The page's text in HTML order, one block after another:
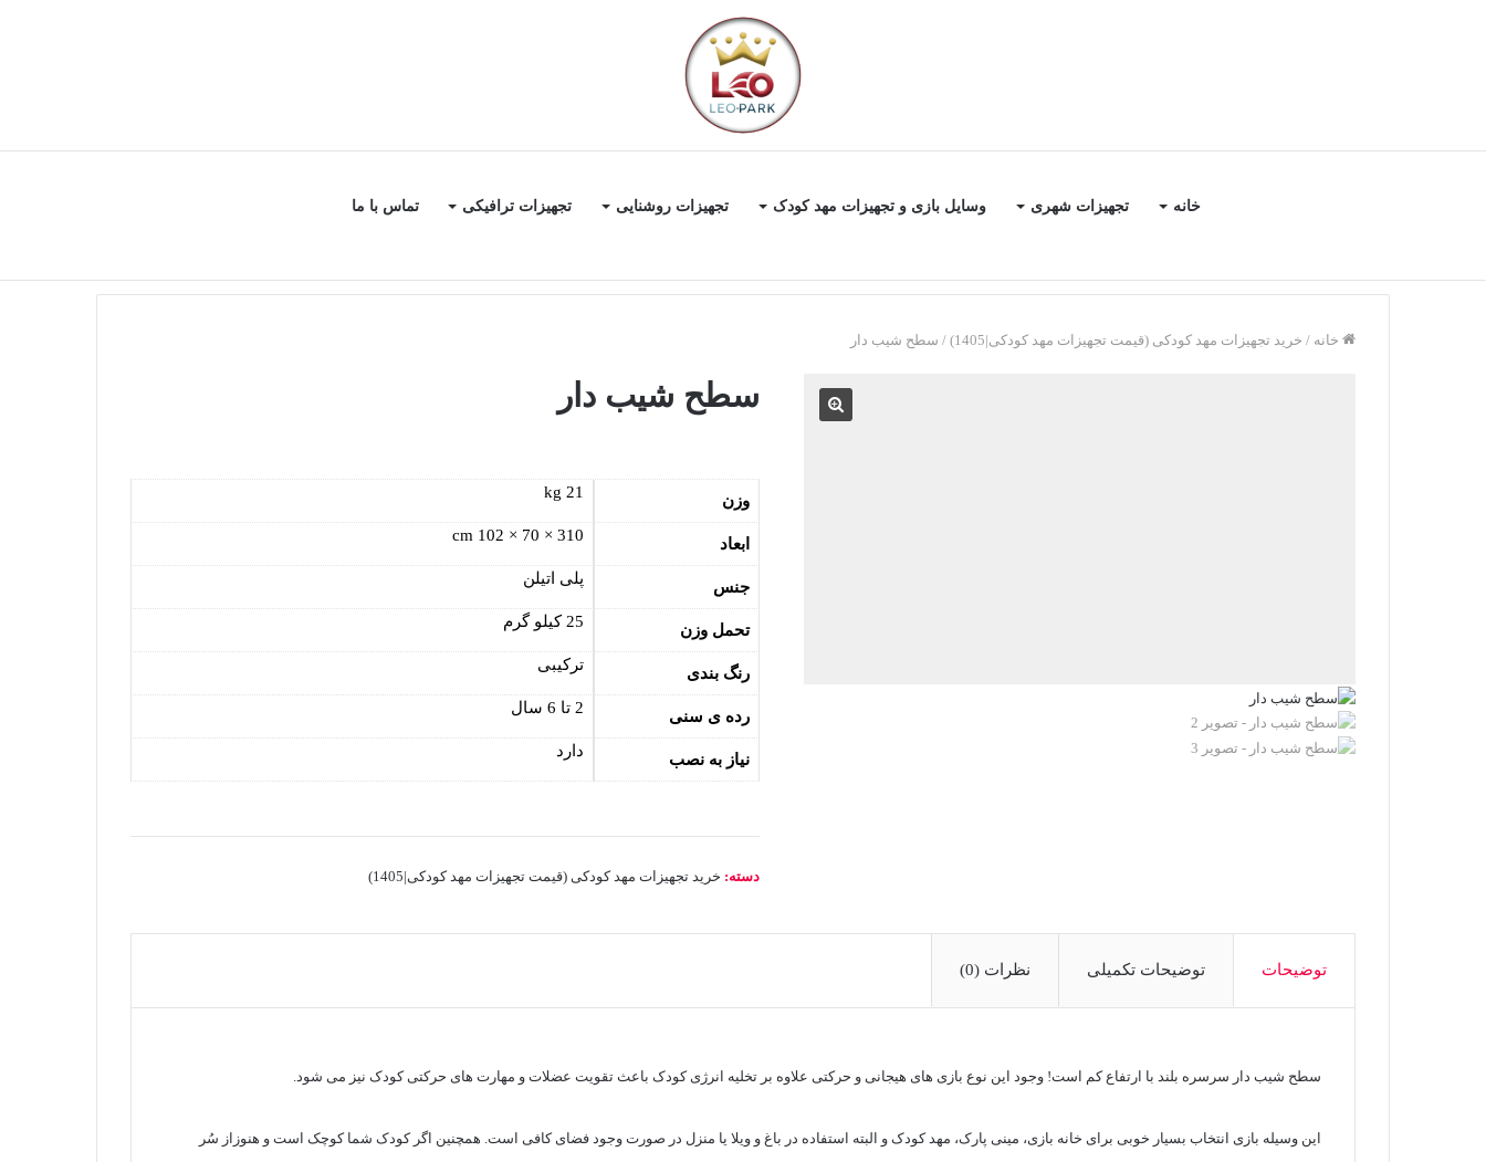
خانه تجهیزات شهری وسایل بازی و تجهیزات مهد کودک تجهیزات روشنایی تجهیزات ترافیکی تماس با ما
خانه / خرید تجهیزات مهد کودکی (قیمت تجهیزات مهد کودکی|1405) / سطح شیب دار
سطح شیب دار
وزن 21 kg
ابعاد 310 × 70 × 102 cm
جنس پلی اتیلن
تحمل وزن 25 کیلو گرم
رنگ بندی ترکیبی
رده ی سنی 2 تا 6 سال
نیاز به نصب دارد
دسته: خرید تجهیزات مهد کودکی (قیمت تجهیزات مهد کودکی|1405)
توضیحات توضیحات تکمیلی نظرات (0)
سطح شیب دار سرسره بلند با ارتفاع کم است! وجود این نوع بازی های هیجانی و حرکتی علاوه بر تخلیه انرژی کودک باعث تقویت عضلات و مهارت های حرکتی کودک نیز می شود.
این وسیله بازی انتخاب بسیار خوبی برای خانه بازی، مینی پارک، مهد کودک و البته استفاده در باغ و ویلا یا منزل در صورت وجود فضای کافی است. همچنین اگر کودک شما کوچک است و هنوزاز سُر